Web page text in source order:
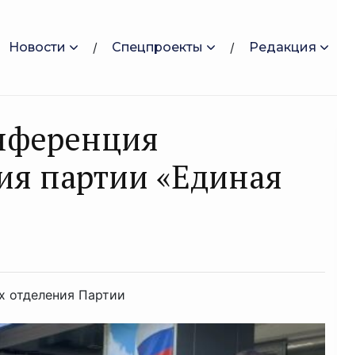
Новости Спецпроекты Редакция
партии «Единая
отделения Партии